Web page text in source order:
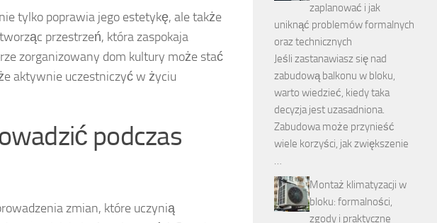
tylko poprawia jego estetykę, ale także
przestrzeń, która zaspokaja
zorganizowany dom kultury może stać
aktywnie uczestniczyć w życiu
podczas
zmian, które uczynią
zaplanować i jak
uniknąć problemów formalnych
oraz technicznych
Jeśli zastanawiasz się nad
zabudową balkonu w bloku,
warto wiedzieć, kiedy taka
decyzja jest uzasadniona.
Zabudowa może przynieść
wiele korzyści, jak zwiększenie
…
Montaż klimatyzacji w
bloku: formalności,
zgody i praktyczne